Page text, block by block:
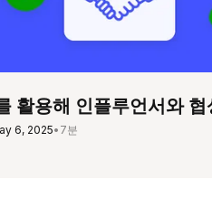
활용해 인플루언서와 협
6, 2025• 7분